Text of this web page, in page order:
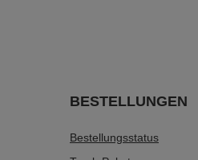
BESTELLUNGEN
Bestellungsstatus